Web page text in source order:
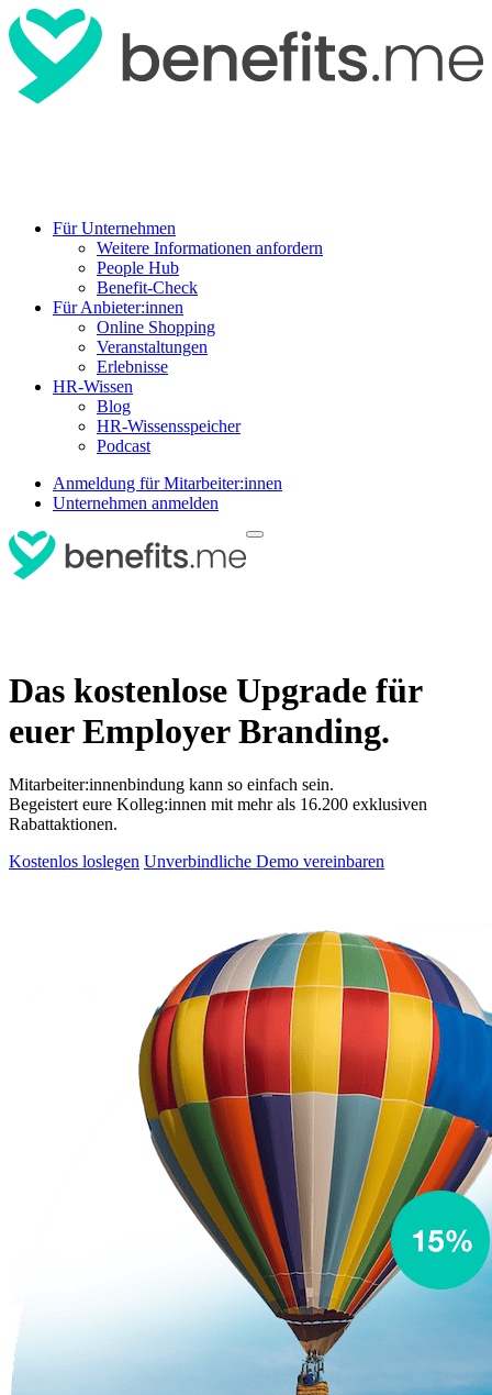
Für Unternehmen
Weitere Informationen anfordern
People Hub
Benefit-Check
Für Anbieter:innen
Online Shopping
Veranstaltungen
Erlebnisse
HR-Wissen
Blog
HR-Wissensspeicher
Podcast
Anmeldung für Mitarbeiter:innen
Unternehmen anmelden
Das kostenlose Upgrade für
euer Employer Branding.
Mitarbeiter:innenbindung kann so einfach sein.
Begeistert eure Kolleg:innen mit mehr als 16.200 exklusiven
Rabattaktionen.
Kostenlos loslegen Unverbindliche Demo vereinbaren